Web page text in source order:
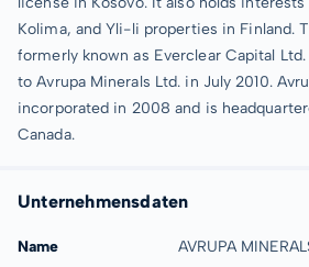
Kolima, and Yli-li properties in Finland.
formerly known as Everclear Capital
to Avrupa Minerals Ltd. in July 2010.
incorporated in 2008 and is
Canada.
Unternehmensdaten
Name AVRUPA